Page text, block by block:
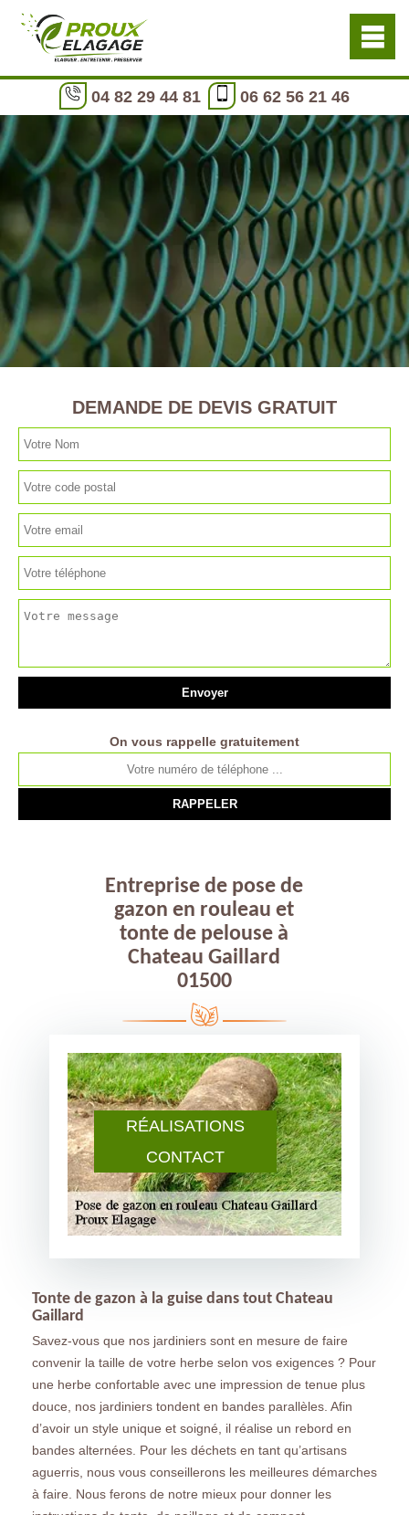
04 82 29 44 81 06 62 56 21 46
RÉALISATIONS
CONTACT
DEMANDE DE DEVIS GRATUIT
On vous rappelle gratuitement
Entreprise de pose de
gazon en rouleau et
tonte de pelouse à
Chateau Gaillard
01500
Tonte de gazon à la guise dans tout Chateau
Gaillard
Savez-vous que nos jardiniers sont en mesure de faire
convenir la taille de votre herbe selon vos exigences ? Pour
une herbe confortable avec une impression de tenue plus
douce, nos jardiniers tondent en bandes parallèles. Afin
d’avoir un style unique et soigné, il réalise un rebord en
bandes alternées. Pour les déchets en tant qu’artisans
aguerris, nous vous conseillerons les meilleures démarches
à faire. Nous ferons de notre mieux pour donner les